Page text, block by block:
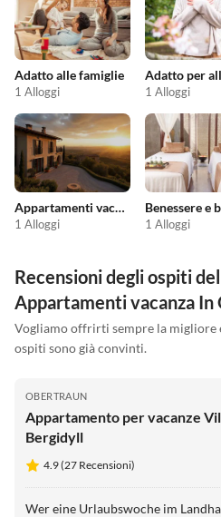
Adatto alle famiglie
1 Alloggi
Adatto per
1 Alloggi
Appartamenti vacanze economici
1 Alloggi
Benessere e
1 Alloggi
Recensioni degli ospiti
Appartamenti vacanza
Vogliamo offrirti sempre la migliore
ospiti sono già convinti.
OBERTRAUN
Appartamento per vacanze
Bergidyll
4.9 (27 Recensioni)
Wer eine Urlaubswoche im